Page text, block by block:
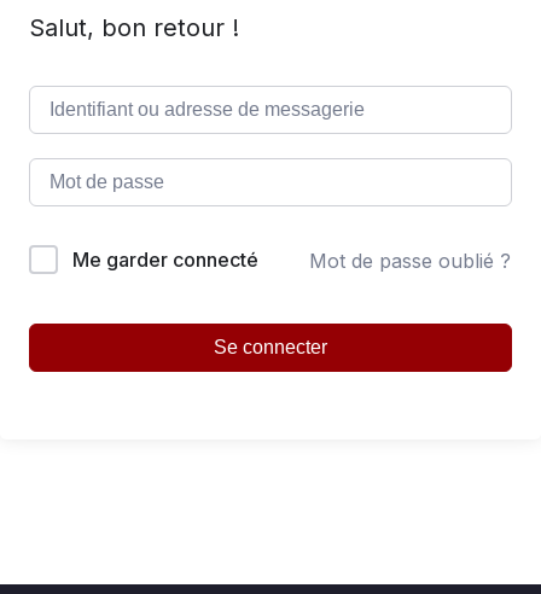
Salut, bon retour !
Me garder connecté Mot de passe oublié ?
Se connecter